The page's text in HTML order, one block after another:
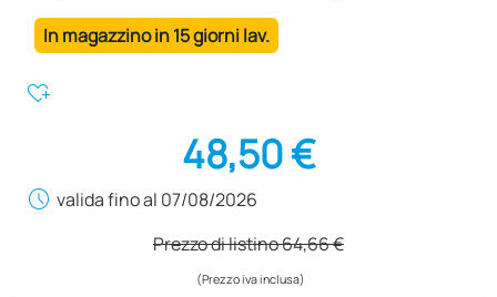
In magazzino in 15 giorni lav.
heart_plus
48,50 €
schedule valida fino al 07/08/2026
Prezzo di listino64,66 €
(Prezzo iva inclusa)